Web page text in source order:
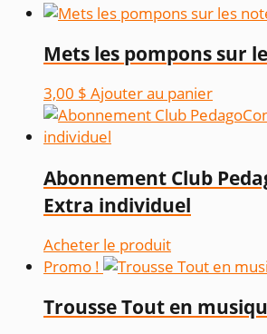
Mets les pompons sur
3,00 $ Ajouter au panier
Abonnement Club
Extra individuel
Acheter le produit
Promo !
Trousse Tout en